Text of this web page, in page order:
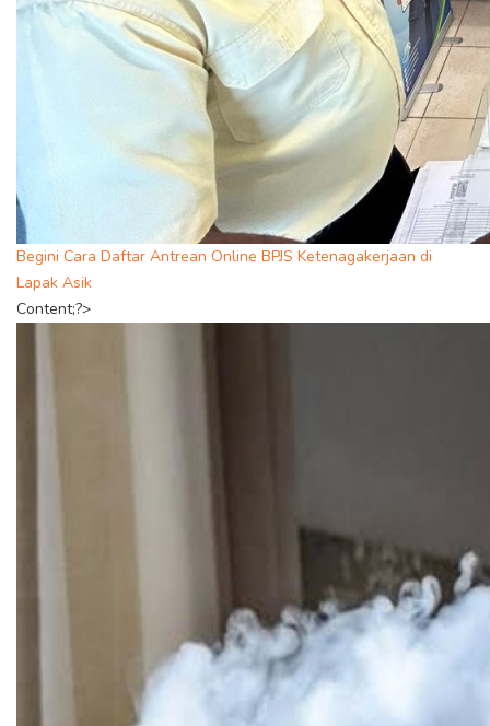
Begini Cara Daftar Antrean Online BPJS Ketenagakerjaan di
Lapak Asik
Content;?>